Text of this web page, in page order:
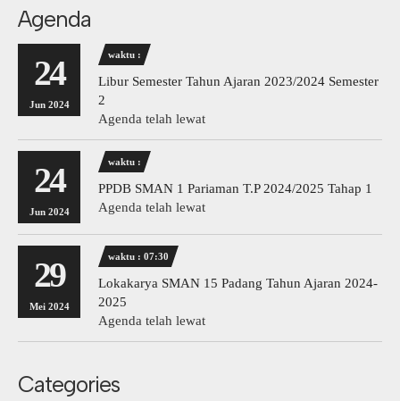
Agenda
24
Jun 2024
waktu :
Libur Semester Tahun Ajaran 2023/2024 Semester
2
Agenda telah lewat
24
Jun 2024
waktu :
PPDB SMAN 1 Pariaman T.P 2024/2025 Tahap 1
Agenda telah lewat
29
Mei 2024
waktu : 07:30
Lokakarya SMAN 15 Padang Tahun Ajaran 2024-
2025
Agenda telah lewat
Categories